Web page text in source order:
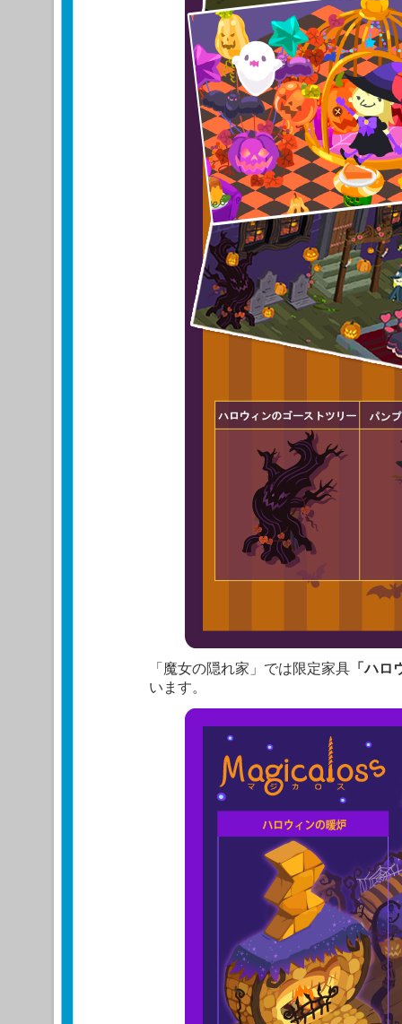
「魔女の隠れ家」では限定家具 「ハロ
います。